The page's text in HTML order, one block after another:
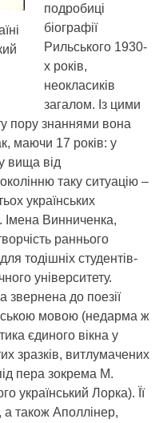
подробиці
біографії
Рильського 1930-
х років,
неокласиків
загалом. Із цими
пору знаннями вона
маючи 17 років: у
вища від
таку ситуацію –
українських
Імена Винниченка,
раннього
тодішніх студентів-
університету.
звернена до поезії
мовою (недарма ж
єдиного вікна у
зразків, витлумачених
пера зокрема М.
український Лорка). Її
а також Аполлінер,